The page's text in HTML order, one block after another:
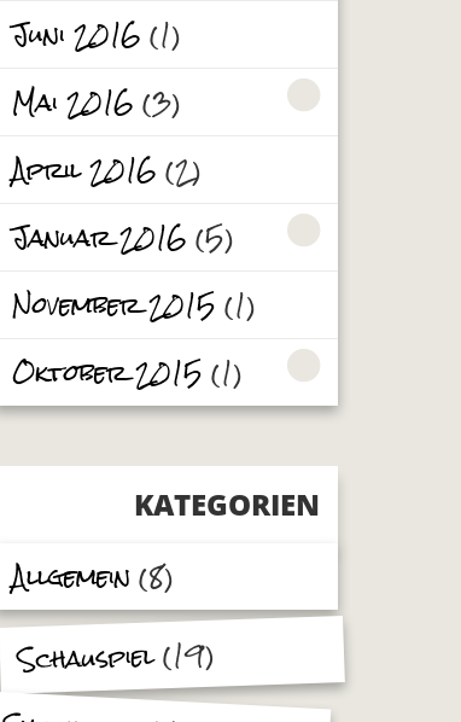
Juni 2016(1)
Mai 2016(3)
April 2016(2)
Januar 2016(5)
November 2015(1)
Oktober 2015(1)
KATEGORIEN
Allgemein(8)
Schauspiel(19)